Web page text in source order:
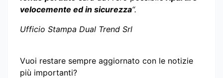
velocemente ed in sicurezza“.
Ufficio Stampa Dual Trend Srl
Vuoi restare sempre aggiornato con le notizie
più importanti?